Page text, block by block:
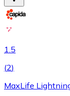
1.5
(2)
MaxLife